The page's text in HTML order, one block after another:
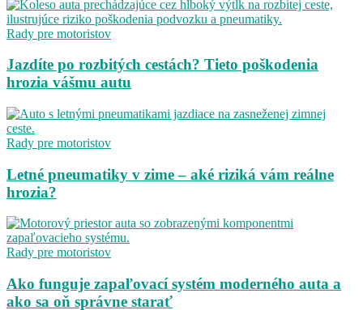
Rady pre motoristov
Jazdíte po rozbitých cestách? Tieto poškodenia
hrozia vášmu autu
Rady pre motoristov
Letné pneumatiky v zime – aké riziká vám reálne
hrozia?
Rady pre motoristov
Ako funguje zapaľovací systém moderného auta a
ako sa oň správne starať